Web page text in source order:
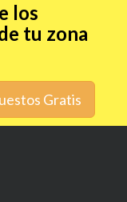
los
tu zona
Gratis